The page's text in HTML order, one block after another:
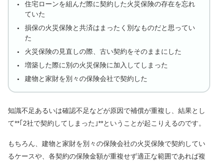
住宅ローンを組んだ際に契約した火災保険の存在を忘れ
ていた
損保の火災保険と共済はまったく別なものだと思ってい
た
火災保険の見直しの際、古い契約をそのままにした
増築した際に別の火災保険に加入してしまった
建物と家財を別々の保険会社で契約した
知識不足あるいは確認不足などが原因で補償が重複し、結果とし
て**｢2社で契約してしまった｣**ということが起こりえるのです。
もちろん、建物と家財を別々の保険会社の火災保険で契約してい
るケースや、各契約の保険金額が重複せず適正な範囲であれば複